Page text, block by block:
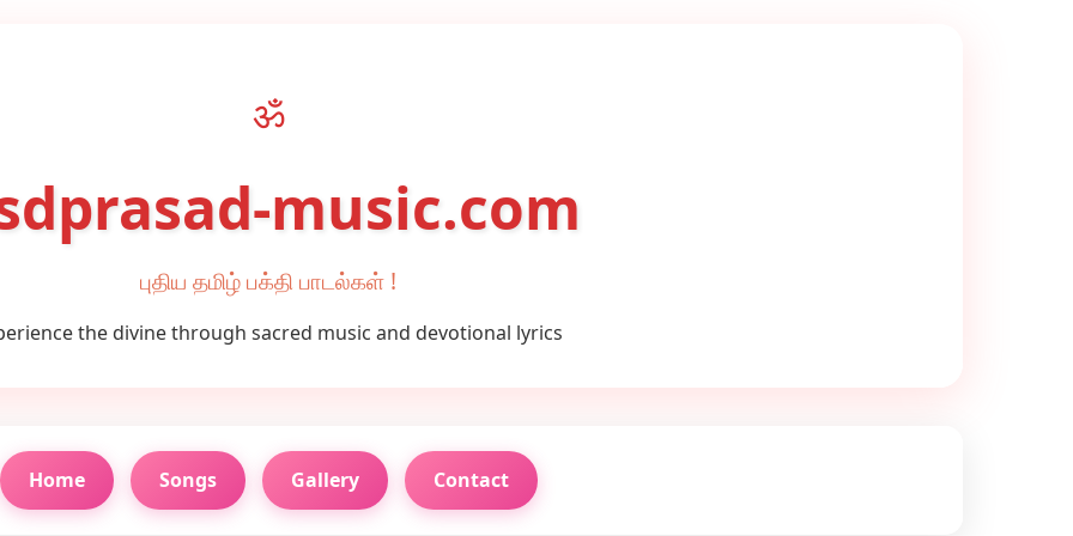
ॐ
music.com
புதிய தமிழ் பக்தி பாடல்கள் !
the divine through sacred music and devotional lyrics
Home Songs Gallery Contact